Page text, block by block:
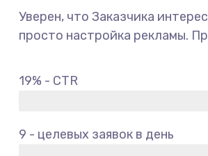
Уверен, что Заказчика
просто настройка рекламы.
19% - CTR
9 - целевых заявок в день